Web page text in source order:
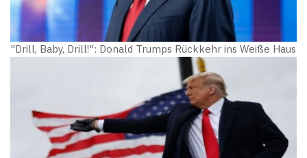
"Drill, Baby, Drill!": Donald Trumps Rückkehr ins Weiße Haus